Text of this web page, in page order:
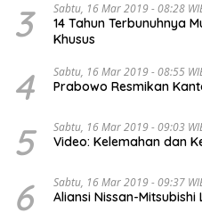
3 Sabtu, 16 Mar 2019 - 08:28
14 Tahun Terbunuhnya
Khusus
4 Sabtu, 16 Mar 2019 - 08:55
Prabowo Resmikan
5 Sabtu, 16 Mar 2019 - 09:03
Video: Kelemahan dan
6 Sabtu, 16 Mar 2019 - 09:37
Aliansi Nissan-